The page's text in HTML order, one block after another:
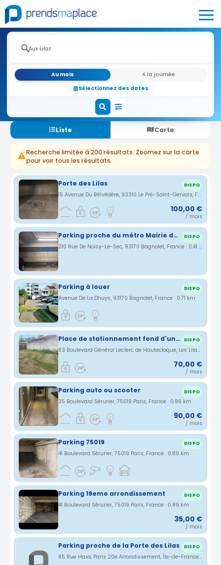
Au mois
A la journée
Sélectionnez des dates
Liste Carte
Recherche limitée à 200 résultats. Zoomez sur la carte
pour voir tous les résultats.
Porte des Lilas DISPO
15 Avenue Du Bélvédère, 93310 Le Pré-Saint-Gervais, France · 0.35 km
100,00 €
/ mois
Parking proche du métro Mairie des Lilas DISPO
210 Rue De Noisy-Le-Sec, 93170 Bagnolet, France · 0.41 km
Parking à louer DISPO
Avenue De La Dhuys, 93170 Bagnolet, France · 0.71 km
Place de stationnement fond d'un cour DISPO
63 Boulevard Général Leclerc de Hautecloque, Les Lilas, Île-de-France, France · 0.83 km
70,00 €
/ mois
Parking auto ou scooter DISPO
35 Boulevard Sérurier, 75019 Paris, France · 0.86 km
90,00 €
/ mois
Parking 75019 DISPO
41 Boulevard Sérurier, 75019 Paris, France · 0.89 km
Parking 19eme arrondissement DISPO
41 Boulevard Sérurier, 75019 Paris, France · 0.89 km
35,00 €
/ mois
Parking proche de la Porte des Lilas DISPO
85 Rue Haxo, Paris 20e Arrondissement, Île-de-France, France · 1.06 km